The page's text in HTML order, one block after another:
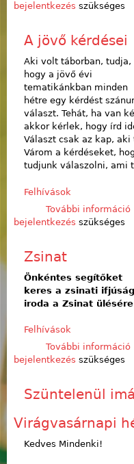
bejelentkezés szükséges
A jövő kérdései
Aki volt táborban, tudja,
hogy a jövő évi
tematikánkban minden
hétre egy kérdést
választ. Tehát, ha van
akkor kérlek, hogy írd
Választ csak az kap,
Várom a kérdéseket,
tudjunk válaszolni, ami
Felhívások
További információ
bejelentkezés szükséges
Zsinat
Önkéntes segítőket
keres a zsinati
iroda a Zsinat ülésére
Felhívások
További információ
bejelentkezés szükséges
Szüntelenül
Virágvasárnapi
Kedves Mindenki!